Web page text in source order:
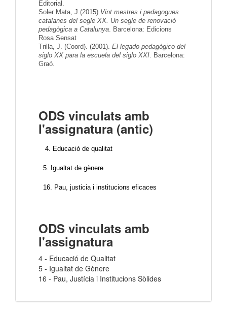
Editorial.
Soler Mata, J.(2015) Vint mestres i pedagogues
catalanes del segle XX. Un segle de renovació
pedagògica a Catalunya. Barcelona: Edicions
Rosa Sensat
Trilla, J. (Coord). (2001). El legado pedagógico del
siglo XX para la escuela del siglo XXI. Barcelona:
Graó.
ODS vinculats amb
l'assignatura (antic)
4. Educació de qualitat
5. Igualtat de gènere
16. Pau, justicia i institucions eficaces
ODS vinculats amb
l'assignatura
4 - Educació de Qualitat
5 - Igualtat de Gènere
16 - Pau, Justícia i Institucions Sòlides